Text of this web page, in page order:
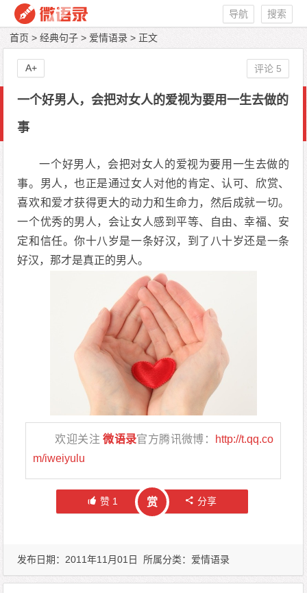
搜索
导航
首页 >经典句子 > 爱情语录 > 正文
一个好男人，会把对女人的爱视为要用一生去做的
事
一个好男人，会把对女人的爱视为要用一生去做的
事。男人，也正是通过女人对他的肯定、认可、欣赏、
喜欢和爱才获得更大的动力和生命力，然后成就一切。
一个优秀的男人，会让女人感到平等、自由、幸福、安
定和信任。你十八岁是一条好汉，到了八十岁还是一条
好汉，那才是真正的男人。
欢迎关注微语录官方腾讯微博：
http://t.qq.co
m/iweiyulu
赞 1 赏 分享
评论 5
A+
发布日期：2011年11月01日 所属分类： 爱情语录